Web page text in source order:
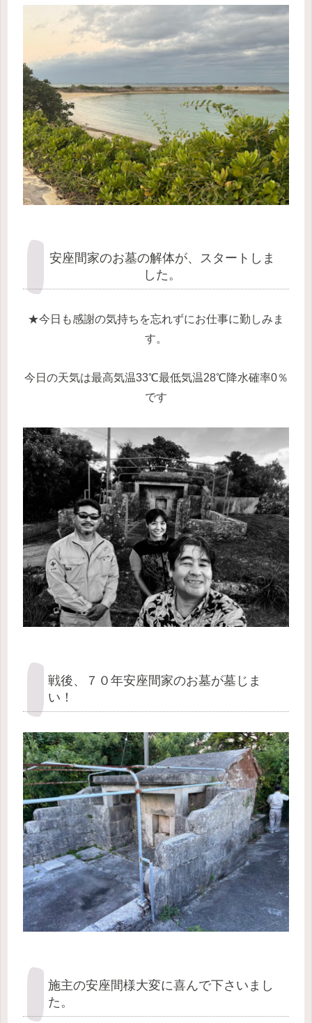
安座間家のお墓の解体が、スタートしま
した。
★今日も感謝の気持ちを忘れずにお仕事に勤しみま
す。
今日の天気は最高気温33℃最低気温28℃降水確率0％
です
戦後、７０年安座間家のお墓が墓じま
い！
施主の安座間様大変に喜んで下さいまし
た。